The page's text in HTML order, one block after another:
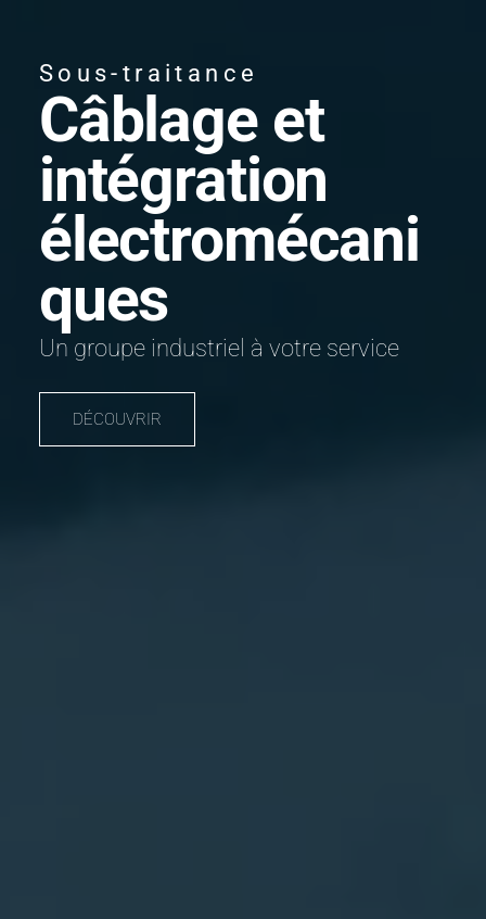
Sous-traitance
Câblage et
intégration
électromécani
ques
Un groupe industriel à votre service
DÉCOUVRIR